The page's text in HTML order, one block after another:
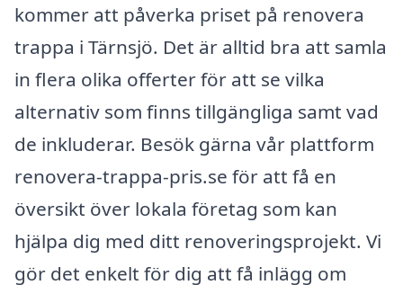
kommer att påverka priset på renovera
trappa i Tärnsjö. Det är alltid bra att samla
in flera olika offerter för att se vilka
alternativ som finns tillgängliga samt vad
de inkluderar. Besök gärna vår plattform
renovera-trappa-pris.se för att få en
översikt över lokala företag som kan
hjälpa dig med ditt renoveringsprojekt. Vi
gör det enkelt för dig att få inlägg om